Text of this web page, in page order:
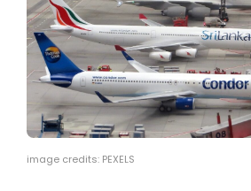
image credits: PEXELS